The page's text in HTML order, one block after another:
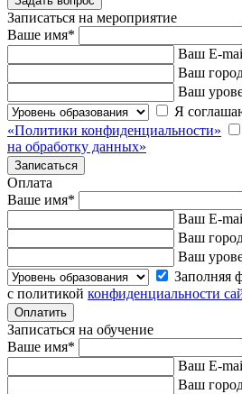
Записаться на мероприятие
Ваше имя*
Ваш E-
Ваш
Ваш
Я
«Политики конфиденциальности»
на обработку данных»
Оплата
Ваше имя*
Ваш E-
Ваш
Ваш
Заполняя
с политикой конфиденциальности
Записаться на обучение
Ваше имя*
Ваш E-
Ваш